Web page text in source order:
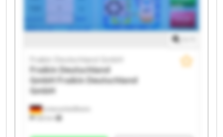
Unterschleißheim
332 km
Fraikin Deutschland GmbH
Fraikin Deutschland
GmbHFraikin Deutschland
GmbH